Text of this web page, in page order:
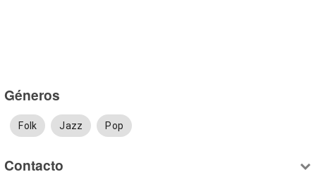
Géneros
Folk Jazz Pop
Contacto